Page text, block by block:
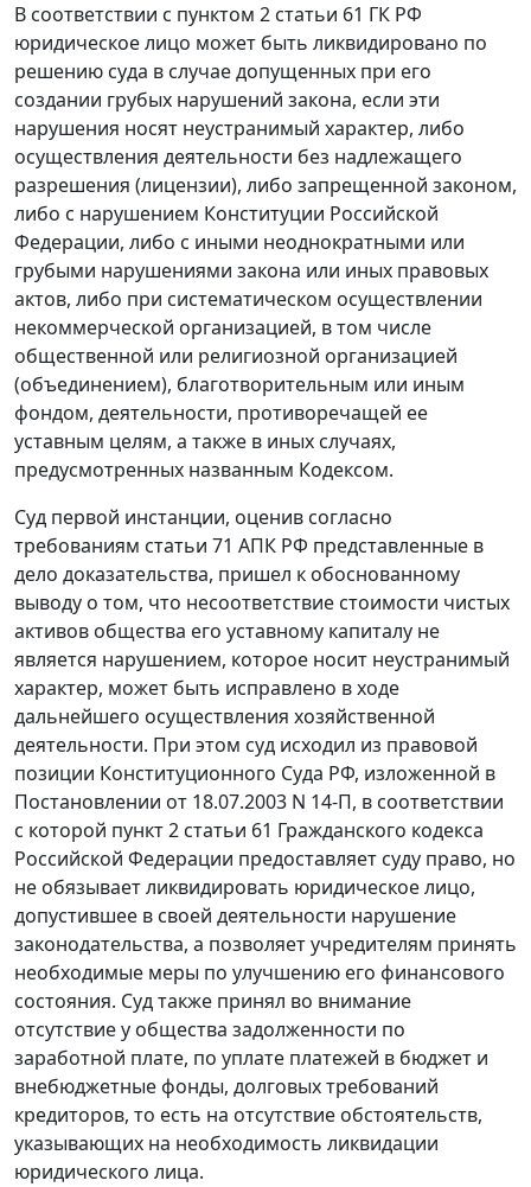
В соответствии с пунктом 2 статьи 61 ГК РФ
юридическое лицо может быть ликвидировано по
решению суда в случае допущенных при его
создании грубых нарушений закона, если эти
нарушения носят неустранимый характер, либо
осуществления деятельности без надлежащего
разрешения (лицензии), либо запрещенной законом,
либо с нарушением Конституции Российской
Федерации, либо с иными неоднократными или
грубыми нарушениями закона или иных правовых
актов, либо при систематическом осуществлении
некоммерческой организацией, в том числе
общественной или религиозной организацией
(объединением), благотворительным или иным
фондом, деятельности, противоречащей ее
уставным целям, а также в иных случаях,
предусмотренных названным Кодексом.
Суд первой инстанции, оценив согласно
требованиям статьи 71 АПК РФ представленные в
дело доказательства, пришел к обоснованному
выводу о том, что несоответствие стоимости чистых
активов общества его уставному капиталу не
является нарушением, которое носит неустранимый
характер, может быть исправлено в ходе
дальнейшего осуществления хозяйственной
деятельности. При этом суд исходил из правовой
позиции Конституционного Суда РФ, изложенной в
Постановлении от 18.07.2003 N 14-П, в соответствии
с которой пункт 2 статьи 61 Гражданского кодекса
Российской Федерации предоставляет суду право, но
не обязывает ликвидировать юридическое лицо,
допустившее в своей деятельности нарушение
законодательства, а позволяет учредителям принять
необходимые меры по улучшению его финансового
состояния. Суд также принял во внимание
отсутствие у общества задолженности по
заработной плате, по уплате платежей в бюджет и
внебюджетные фонды, долговых требований
кредиторов, то есть на отсутствие обстоятельств,
указывающих на необходимость ликвидации
юридического лица.